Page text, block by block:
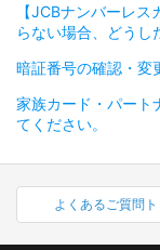
【JCBナンバーレ
らない場合、どうし
暗証番号の確認・変
家族カード・パート
てください。
よくあるご質問